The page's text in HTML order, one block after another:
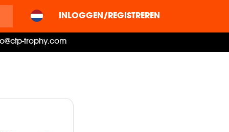
INLOGGEN/REGISTREREN
trophy.com